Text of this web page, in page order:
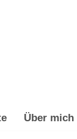
Über mich